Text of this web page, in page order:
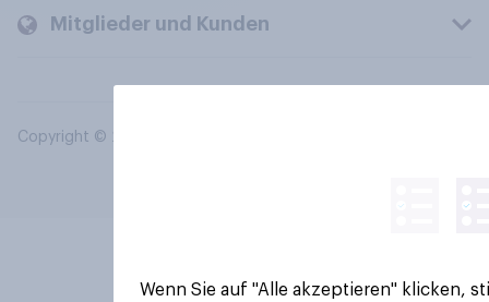
Mitglieder und Kunden
Copyright © 2026 YouGov PLC. Alle Rechte vorbehalten.
Wenn Sie auf "Alle akzeptieren" klicken,